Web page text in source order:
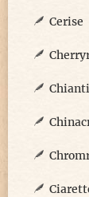
Cerise